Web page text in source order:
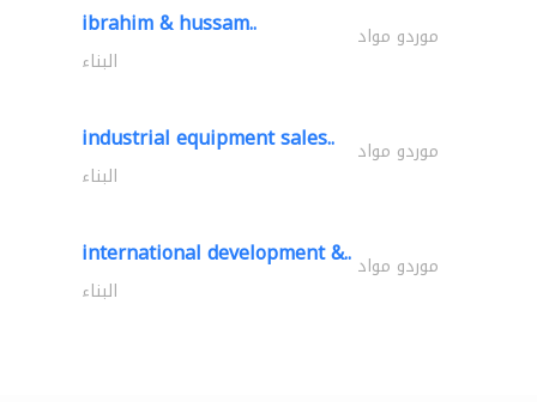
ibrahim & hussam.. موردو مواد
البناء
industrial equipment sales.. موردو مواد
البناء
international development &.. موردو مواد
البناء